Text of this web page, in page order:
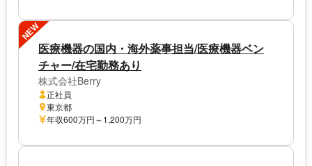
NEW
医療機器の国内・海外薬事担当/医療機器ベン
チャー/在宅勤務あり
株式会社Berry
正社員
東京都
年収600万円～1,200万円